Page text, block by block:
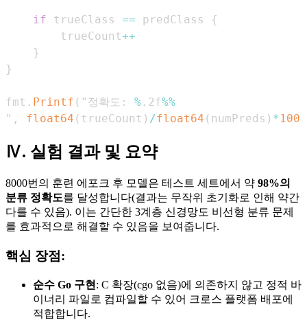
if trueClass == predClass
{
        trueCount
++
}
}
fmt . Printf ( "정확도 : % . 2f%%
" , float64 ( trueCount ) /float64 ( numPreds ) * 100
Ⅳ. 실험 결과 및 요약
8000번의 훈련 에포크 후 모델은 테스트 세트에서 약 98%의
분류 정확도를 달성합니다(결과는 무작위 초기화로 인해 약간
다를 수 있음). 이는 간단한 3계층 신경망도 비선형 분류 문제
를 효과적으로 해결할 수 있음을 보여줍니다.
핵심 장점:
순수 Go 구현 : C 확장(cgo 없음)에 의존하지 않고 정적 바
이너리 파일로 컴파일할 수 있어 크로스 플랫폼 배포에
적합합니다.